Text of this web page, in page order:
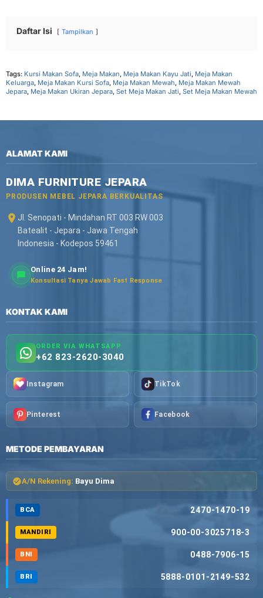
Daftar Isi Tampilkan
Tags: Kursi Makan Sofa, Meja Makan, Meja Makan Kayu Jati, Meja Makan
Keluarga, Meja Makan Kursi Sofa, Meja Makan Mewah, Meja Makan Mewah
Jepara, Meja Makan Ukiran Jepara, Set Meja Makan Jati, Set Meja Makan Mewah
ALAMAT KAMI
DIMA FURNITURE JEPARA
PRODUSEN MEBEL JEPARA BERKUALITAS
Jl. Senopati - Mindahan RT 003 RW 003
Batealit - Jepara - Jawa Tengah
Indonesia - Kodepos 59461
Online 24 Jam!
Konsultasi Tanya Jawab Fast Response
KONTAK KAMI
ORDER VIA WHATSAPP
+62 823-2620-3040
Instagram TikTok
Pinterest Facebook
METODE PEMBAYARAN
A/N Rekening: Bayu Dima
BCA 2470-1470-19
MANDIRI 900-00-3025718-3
BNI 0488-7906-15
BRI 5888-0101-2149-532